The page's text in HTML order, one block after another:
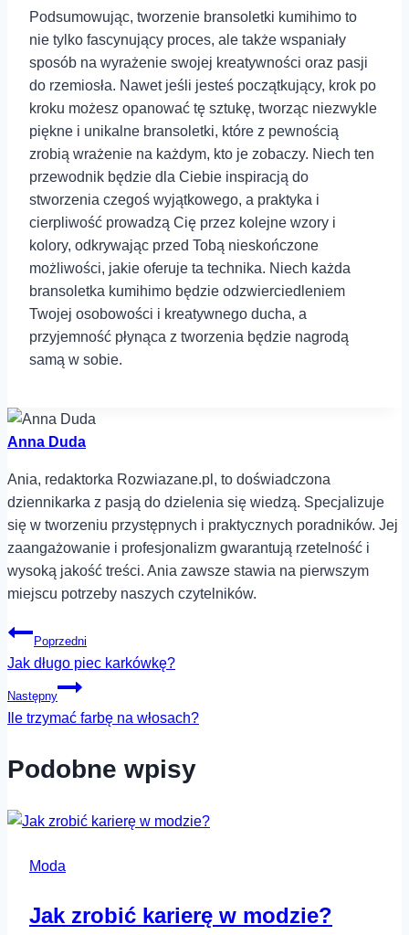
Podsumowując, tworzenie bransoletki kumihimo to
nie tylko fascynujący proces, ale także wspaniały
sposób na wyrażenie swojej kreatywności oraz pasji
do rzemiosła. Nawet jeśli jesteś początkujący, krok po
kroku możesz opanować tę sztukę, tworząc ‍niezwykle
piękne i unikalne bransoletki, które z pewnością
zrobią wrażenie na każdym, kto je zobaczy. Niech ten
przewodnik będzie⁣ dla‍ Ciebie inspiracją do
stworzenia⁢ czegoś wyjątkowego, a praktyka i
cierpliwość prowadzą Cię przez kolejne wzory i
kolory, odkrywając przed Tobą nieskończone
możliwości, jakie ⁤oferuje ta technika. Niech każda
bransoletka kumihimo będzie odzwierciedleniem
Twojej osobowości i kreatywnego ducha, a
przyjemność płynąca z tworzenia‍ będzie nagrodą
samą w sobie.
Anna Duda
Ania, redaktorka Rozwiazane.pl, to doświadczona
dziennikarka z pasją do dzielenia się wiedzą. Specjalizuje
się w tworzeniu przystępnych i praktycznych poradników. Jej
zaangażowanie i profesjonalizm gwarantują rzetelność i
wysoką jakość treści. Ania zawsze stawia na pierwszym
miejscu potrzeby naszych czytelników.
Nawigacja
wpisu
Poprzedni
Jak długo piec karkówkę?
Następny
Ile trzymać farbę na włosach?
Podobne wpisy
Moda
Jak zrobić karierę w modzie?